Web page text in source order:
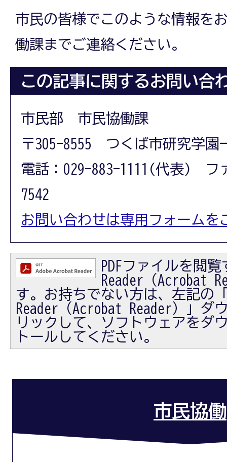
市民の皆様でこのような情報を
働課までご連絡ください。
この記事に関するお問い合
市民部 市民協働課
〒305-8555 つくば市研究学園
電話：029-883-1111(代表) フ
7542
お問い合わせは専用フォームを
PDFファイルを閲
Reader（Acrobat
す。お持ちでない方は、左記の
Reader（Acrobat Reader）」ダ
リックして、ソフトウェアをダ
トールしてください。
市民協働